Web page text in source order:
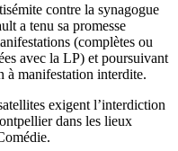
contre la synagogue
a tenu sa promesse
(complètes ou
avec la LP) et poursuivant
à manifestation interdite.
exigent l’interdiction
dans les lieux